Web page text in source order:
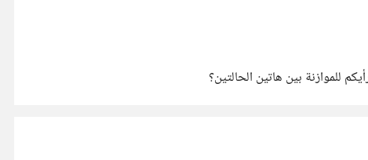
للموازنة بين هاتين الحالتين؟